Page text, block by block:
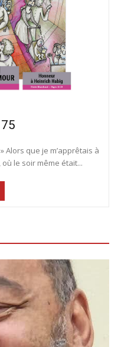
Alors que je m’apprêtais à
le soir même était...